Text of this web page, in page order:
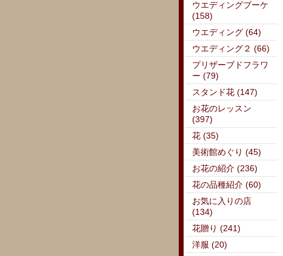
ウエディングブーケ
(158)
ウエディング (64)
ウエディング２ (66)
プリザーブドフラワ
ー (79)
スタンド花 (147)
お花のレッスン
(397)
花 (35)
美術館めぐり (45)
お花の紹介 (236)
花の品種紹介 (60)
お気に入りの店
(134)
花贈り (241)
洋服 (20)